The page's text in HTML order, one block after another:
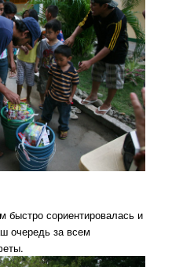
быстро сориентировалась и
очередь за всем